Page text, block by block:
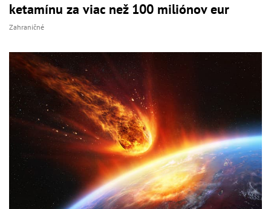
ketamínu za viac než 100 miliónov eur
Zahraničné